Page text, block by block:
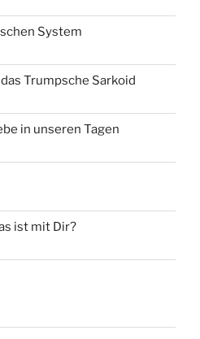
System
Trumpsche Sarkoid
in unseren Tagen
ist mit Dir?